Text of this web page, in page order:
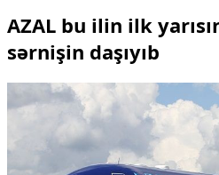
Xarici xəbərlər
Cənubi Qafqaz
Türk Dünyası
Avropa
Amerika
Asiya
Afrika
AZAL bu ilin ilk
sərnişin daşıyıb